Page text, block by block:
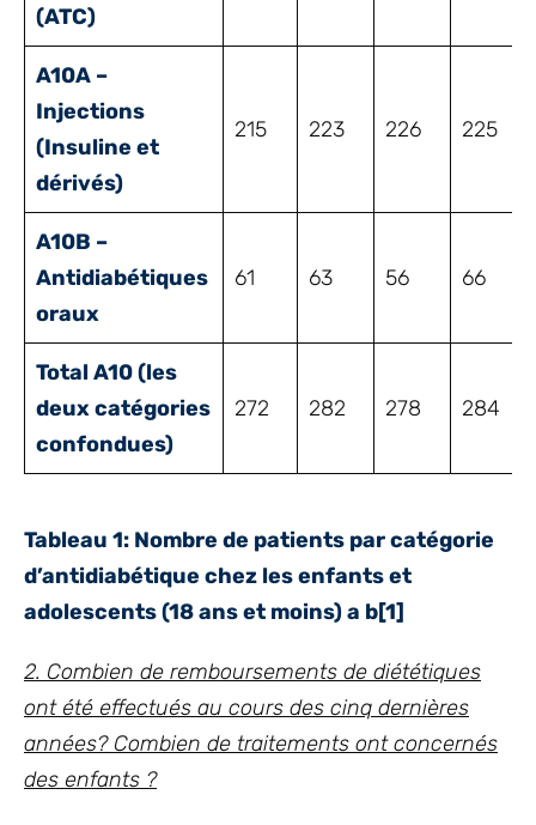
(ATC)
A10A –
Injections
(Insuline et
dérivés)
215 223 226 225
A10B –
Antidiabétiques
oraux
61 63 56 66
Total A10 (les
deux catégories
confondues)
272 282 278 284
Tableau 1: Nombre de patients par catégorie
d’antidiabétique chez les enfants et
adolescents (18 ans et moins) a b[1]
2. Combien de remboursements de diététiques
ont été effectués au cours des cinq dernières
années? Combien de traitements ont concernés
des enfants ?